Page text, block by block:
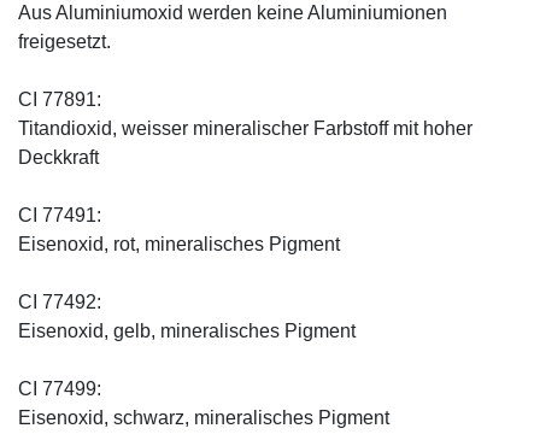
Aus Aluminiumoxid werden keine Aluminiumionen
freigesetzt.
CI 77891:
Titandioxid, weisser mineralischer Farbstoff mit hoher
Deckkraft
CI 77491:
Eisenoxid, rot, mineralisches Pigment
CI 77492:
Eisenoxid, gelb, mineralisches Pigment
CI 77499:
Eisenoxid, schwarz, mineralisches Pigment